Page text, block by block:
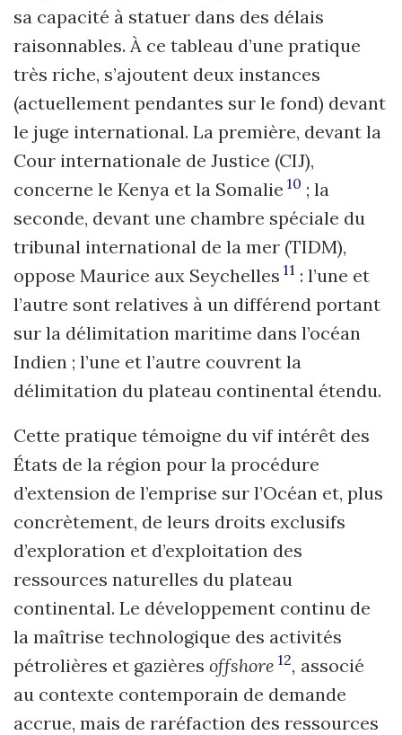
sa capacité à statuer dans des délais
raisonnables. À ce tableau d’une pratique
très riche, s’ajoutent deux instances
(actuellement pendantes sur le fond) devant
le juge international. La première, devant la
Cour internationale de Justice (CIJ),
concerne le Kenya et la Somalie 10 ; la
seconde, devant une chambre spéciale du
tribunal international de la mer (TIDM),
oppose Maurice aux Seychelles 11 : l’une et
l’autre sont relatives à un différend portant
sur la délimitation maritime dans l’océan
Indien ; l’une et l’autre couvrent la
délimitation du plateau continental étendu.
Cette pratique témoigne du vif intérêt des
États de la région pour la procédure
d’extension de l’emprise sur l’Océan et, plus
concrètement, de leurs droits exclusifs
d’exploration et d’exploitation des
ressources naturelles du plateau
continental. Le développement continu de
la maîtrise technologique des activités
pétrolières et gazières offshore 12, associé
au contexte contemporain de demande
accrue, mais de raréfaction des ressources